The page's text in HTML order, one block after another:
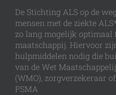
De Stichting ALS op de
mensen met de ziekte
zo lang mogelijk optimaal
maatschappij. Hiervoor
hulpmiddelen nodig die
van de Wet
(WMO), zorgverzekeraar
PSMA